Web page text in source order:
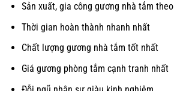
Sản xuất, gia công gương nhà tắm
Thời gian hoàn thành nhanh nhất
Chất lượng gương nhà tắm tốt nhất
Giá gương phòng tắm cạnh tranh nhất